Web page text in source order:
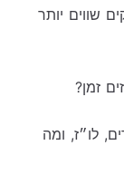
קשרים חזקים שווים יותר
זמן?
לו״ז, ומה